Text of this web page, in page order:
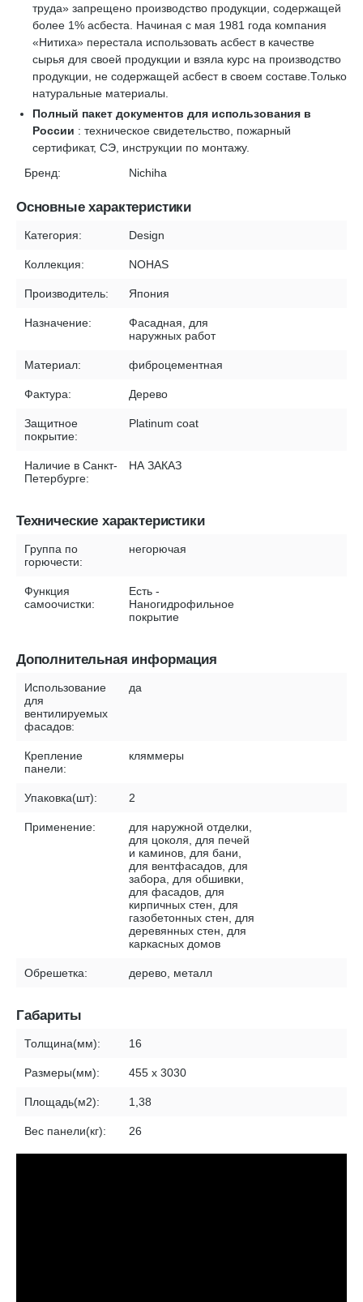
труда» запрещено производство продукции, содержащей
более 1% асбеста. Начиная с мая 1981 года компания
«Нитиха» перестала использовать асбест в качестве
сырья для своей продукции и взяла курс на производство
продукции, не содержащей асбест в своем составе.Только
натуральные материалы.
Полный пакет документов для использования в
России : техническое свидетельство, пожарный
сертификат, СЭ, инструкции по монтажу.
Бренд:
Nichiha
Основные характеристики
Категория: Design
Коллекция: NOHAS
Производитель: Япония
Назначение:
Фасадная, для
наружных работ
Материал: фиброцементная
Фактура: Дерево
Защитное
покрытие:
Platinum coat
Наличие в Санкт-
Петербурге:
НА ЗАКАЗ
Технические характеристики
Группа по
горючести:
негорючая
Функция
самоочистки:
Есть -
Наногидрофильное
покрытие
Дополнительная информация
Использование
для
вентилируемых
фасадов:
да
Крепление
панели:
кляммеры
Упаковка(шт): 2
Применение:
для наружной отделки,
для цоколя, для печей
и каминов, для бани,
для вентфасадов, для
забора, для обшивки,
для фасадов, для
кирпичных стен, для
газобетонных стен, для
деревянных стен, для
каркасных домов
Обрешетка: дерево, металл
Габариты
Толщина(мм): 16
Размеры(мм): 455 х 3030
Площадь(м2): 1,38
Вес панели(кг): 26